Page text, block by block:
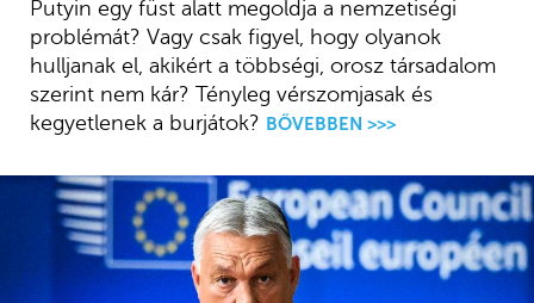
Putyin egy füst alatt megoldja a nemzetiségi
problémát? Vagy csak figyel, hogy olyanok
hulljanak el, akikért a többségi, orosz társadalom
szerint nem kár? Tényleg vérszomjasak és
kegyetlenek a burjátok? BŐVEBBEN >>>